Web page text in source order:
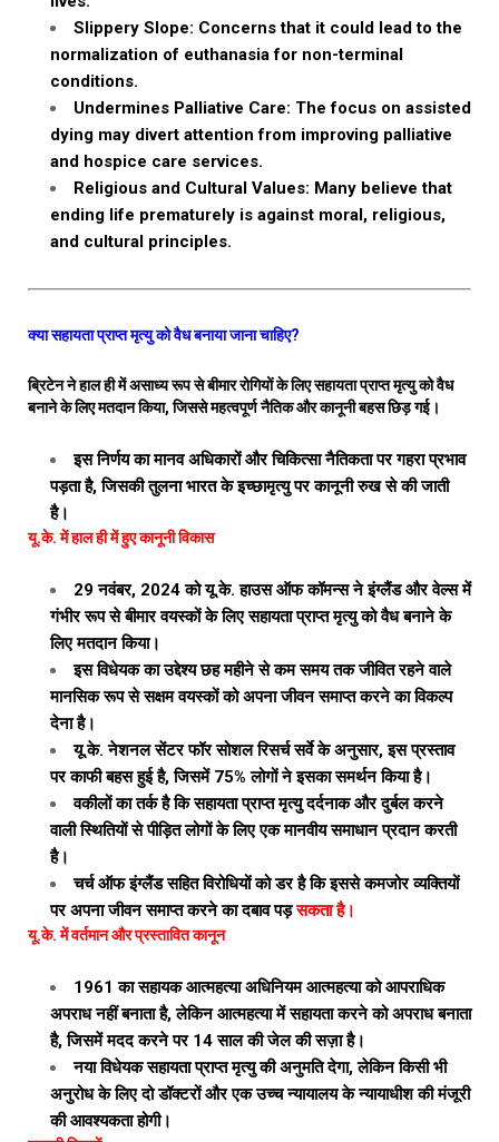
Slippery Slope: Concerns that it could lead to the
normalization of euthanasia for non-terminal
conditions.
Undermines Palliative Care: The focus on assisted
dying may divert attention from improving palliative
and hospice care services.
Religious and Cultural Values: Many believe that
ending life prematurely is against moral, religious,
and cultural principles.
क्या सहायता प्राप्त मृत्यु को वैध बनाया जाना चाहिए?
ब्रिटेन ने हाल ही में असाध्य रूप से बीमार रोगियों के लिए सहायता प्राप्त मृत्यु को वैध
बनाने के लिए मतदान किया, जिससे महत्वपूर्ण नैतिक और कानूनी बहस छिड़ गई।
इस निर्णय का मानव अधिकारों और चिकित्सा नैतिकता पर गहरा प्रभाव
पड़ता है, जिसकी तुलना भारत के इच्छामृत्यु पर कानूनी रुख से की जाती
है।
यू.के. में हाल ही में हुए कानूनी विकास
29 नवंबर, 2024 को यू.के. हाउस ऑफ कॉमन्स ने इंग्लैंड और वेल्स में
गंभीर रूप से बीमार वयस्कों के लिए सहायता प्राप्त मृत्यु को वैध बनाने के
लिए मतदान किया।
इस विधेयक का उद्देश्य छह महीने से कम समय तक जीवित रहने वाले
मानसिक रूप से सक्षम वयस्कों को अपना जीवन समाप्त करने का विकल्प
देना है।
यू.के. नेशनल सेंटर फॉर सोशल रिसर्च सर्वे के अनुसार, इस प्रस्ताव
पर काफी बहस हुई है, जिसमें 75% लोगों ने इसका समर्थन किया है।
वकीलों का तर्क है कि सहायता प्राप्त मृत्यु दर्दनाक और दुर्बल करने
वाली स्थितियों से पीड़ित लोगों के लिए एक मानवीय समाधान प्रदान करती
है।
चर्च ऑफ इंग्लैंड सहित विरोधियों को डर है कि इससे कमजोर व्यक्तियों
पर अपना जीवन समाप्त करने का दबाव पड़सकता है।
यू.के. में वर्तमान और प्रस्तावित कानून
1961 का सहायक आत्महत्या अधिनियम आत्महत्या को आपराधिक
अपराध नहीं बनाता है, लेकिन आत्महत्या में सहायता करने को अपराध बनाता
है, जिसमें मदद करने पर 14 साल की जेल की सज़ा है।
नया विधेयक सहायता प्राप्त मृत्यु की अनुमति देगा, लेकिन किसी भी
अनुरोध के लिए दो डॉक्टरों और एक उच्च न्यायालय के न्यायाधीश की मंजूरी
की आवश्यकता होगी।